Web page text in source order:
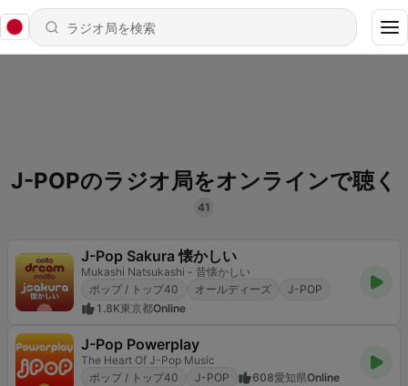
J-POPのラジオ局をオンラインで聴く
41
J-Pop Sakura 懐かしい
Mukashi Natsukashi - 昔懐かしい
ポップ / トップ40
オールディーズ
J-POP
1.8K東京都Online
J-Pop Powerplay
The Heart Of J-Pop Music
ポップ / トップ40
J-POP 608愛知県Online